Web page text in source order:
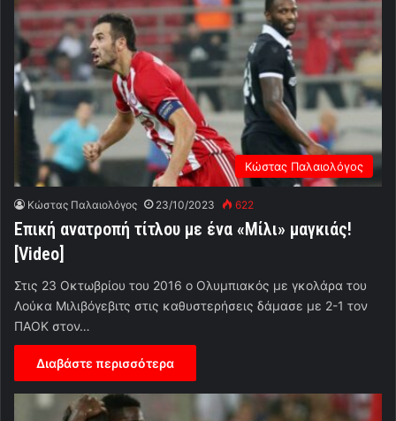
Κώστας Παλαιολόγος
Κώστας Παλαιολόγος 23/10/2023 622
Επική ανατροπή τίτλου με ένα «Μίλι» μαγκιάς!
[Video]
Στις 23 Οκτωβρίου του 2016 ο Ολυμπιακός με γκολάρα του
Λούκα Μιλιβόγεβιτς στις καθυστερήσεις δάμασε με 2-1 τον
ΠΑΟΚ στον…
Διαβάστε περισσότερα